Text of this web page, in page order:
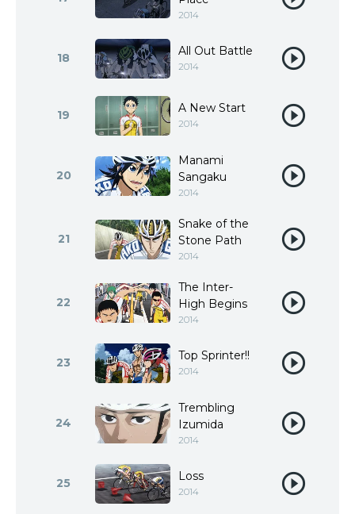
2014
18 All Out Battle
2014
19 A New Start
2014
20
Manami
Sangaku
2014
21
Snake of the
Stone Path
2014
22
The Inter-
High Begins
2014
23 Top Sprinter!!
2014
24
Trembling
Izumida
2014
25 Loss
2014